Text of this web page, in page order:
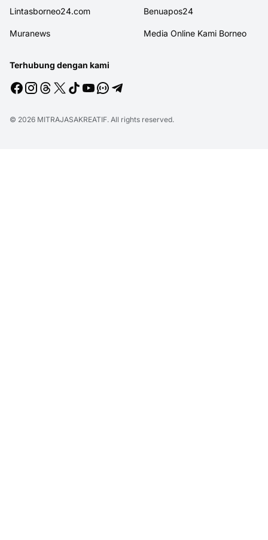
Lintasborneo24.com Benuapos24
Muranews Media Online Kami Borneo
Terhubung dengan kami
© 2026 MITRAJASAKREATIF. All rights reserved.